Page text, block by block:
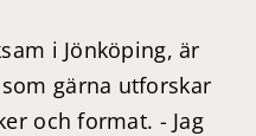
i Jönköping, är
gärna utforskar
och format. - Jag